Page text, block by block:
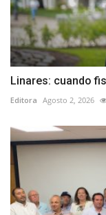
Linares: cuando
Editora Agosto 2, 2026